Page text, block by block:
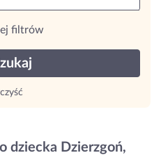
filtrów
dziecka Dzierzgoń,